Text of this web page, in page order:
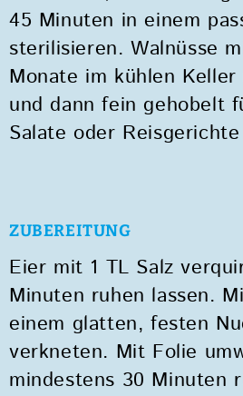
45 Minuten in einem
sterilisieren. Walnüsse
Monate im kühlen
und dann fein gehobelt
Salate oder
ZUBEREITUNG
Eier mit 1 TL Salz
Minuten ruhen lassen.
einem glatten, festen
verkneten. Mit Folie
mindestens 30 Minuten